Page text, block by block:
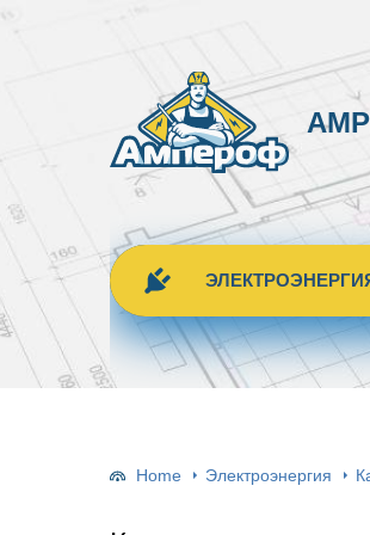
Home Электроэнергия